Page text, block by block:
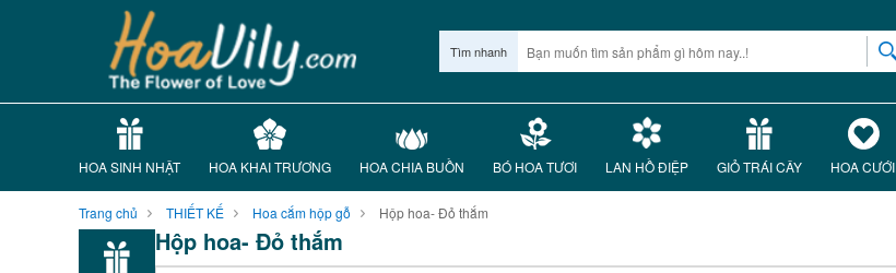
Tìm nhanh
HOA SINH NHẬT HOA KHAI TRƯƠNG HOA CHIA BUỒN BÓ HOA TƯƠI LAN HỒ ĐIỆP GIỎ TRÁI CÂY HOA CƯỚI
Trang chủ THIẾT KẾ Hoa cắm hộp gỗ Hộp hoa- Đỏ thắm
Hộp hoa- Đỏ thắm